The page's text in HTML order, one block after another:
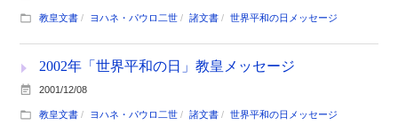
教皇文書 ヨハネ・パウロ二世 諸文書 世界平和の日メッセージ
2002年「世界平和の日」教皇メッセージ
2001/12/08
教皇文書 ヨハネ・パウロ二世 諸文書 世界平和の日メッセージ